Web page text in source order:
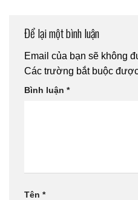
Để lại một bình luận
Email của bạn sẽ không
Các trường bắt buộc
Bình luận *
Tên *